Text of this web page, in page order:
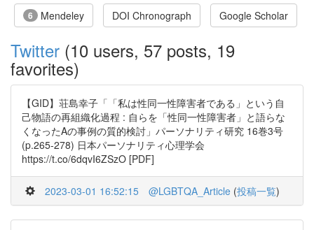
6 Mendeley DOI Chronograph Google Scholar
Twitter (10 users, 57 posts, 19
favorites)
【GID】荘島幸子「「私は性同一性障害者である」という自
己物語の再組織化過程 : 自らを「性同一性障害者」と語らな
くなったAの事例の質的検討」パーソナリティ研究 16巻3号
(p.265-278) 日本パーソナリティ心理学会
https://t.co/6dqvI6ZSzO [PDF]
2023-03-01 16:52:15 @LGBTQA_Article (投稿一覧)